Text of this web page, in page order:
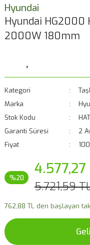
Hyundai
Hyundai HG2000
2000W 180mm
Kategori
Marka
Stok Kodu
Garanti Süresi
2
Fiyat
%20 4.577,27
5.721,59
762,88 TL den başlayan